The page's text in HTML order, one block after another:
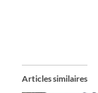
Articles similaires